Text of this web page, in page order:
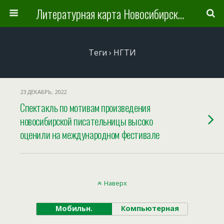
Литературная карта Новосибирска и Новосибирской области
Теги › НГТИ
23 ДЕКАБРЬ, 2022
Спектакль по мотивам произведения
новосибирской писательницы высоко
оценили на международном фестивале
Наверх
Мобильн. Компьютерная